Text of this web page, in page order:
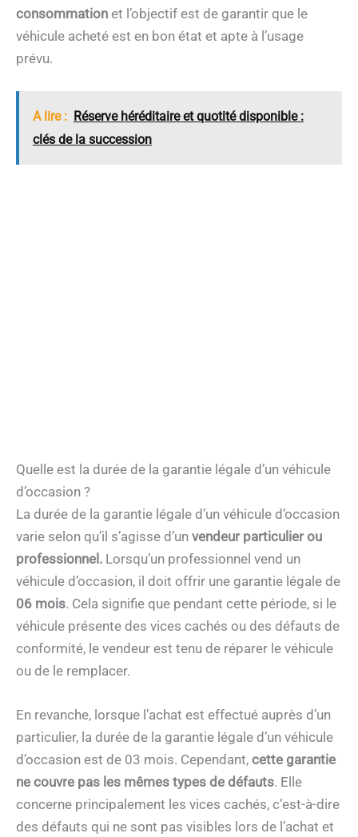
consommation et l’objectif est de garantir que le
véhicule acheté est en bon état et apte à l’usage
prévu.
A lire : Réserve héréditaire et quotité disponible :
clés de la succession
Quelle est la durée de la garantie légale d’un véhicule
d’occasion ?
La durée de la garantie légale d’un véhicule d’occasion
varie selon qu’il s’agisse d’un vendeur particulier ou
professionnel. Lorsqu’un professionnel vend un
véhicule d’occasion, il doit offrir une garantie légale de
06 mois. Cela signifie que pendant cette période, si le
véhicule présente des vices cachés ou des défauts de
conformité, le vendeur est tenu de réparer le véhicule
ou de le remplacer.
En revanche, lorsque l’achat est effectué auprès d’un
particulier, la durée de la garantie légale d’un véhicule
d’occasion est de 03 mois. Cependant, cette garantie
ne couvre pas les mêmes types de défauts. Elle
concerne principalement les vices cachés, c’est-à-dire
des défauts qui ne sont pas visibles lors de l’achat et